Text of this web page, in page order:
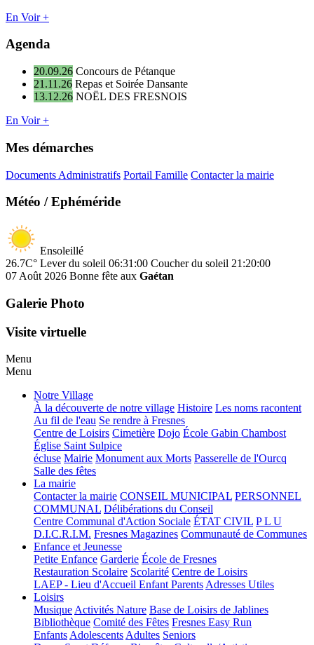
En Voir +
Agenda
20.09.26 Concours de Pétanque
21.11.26 Repas et Soirée Dansante
13.12.26 NOËL DES FRESNOIS
En Voir +
Mes démarches
Documents Administratifs Portail Famille Contacter la mairie
Météo / Ephéméride
Ensoleillé
26.7C° Lever du soleil 06:31:00 Coucher du soleil 21:20:00
07 Août 2026 Bonne fête aux Gaétan
Galerie Photo
Visite virtuelle
Menu
Menu
Notre Village
À la découverte de notre village Histoire Les noms racontent
Au fil de l'eau Se rendre à Fresnes
Centre de Loisirs Cimetière Dojo École Gabin Chambost
Église Saint Sulpice
écluse Mairie Monument aux Morts Passerelle de l'Ourcq
Salle des fêtes
La mairie
Contacter la mairie CONSEIL MUNICIPAL PERSONNEL
COMMUNAL Délibérations du Conseil
Centre Communal d'Action Sociale ÉTAT CIVIL P L U
D.I.C.R.I.M. Fresnes Magazines Communauté de Communes
Enfance et Jeunesse
Petite Enfance Garderie École de Fresnes
Restauration Scolaire Scolarité Centre de Loisirs
LAEP - Lieu d'Accueil Enfant Parents Adresses Utiles
Loisirs
Musique Activités Nature Base de Loisirs de Jablines
Bibliothèque Comité des Fêtes Fresnes Easy Run
Enfants Adolescents Adultes Seniors